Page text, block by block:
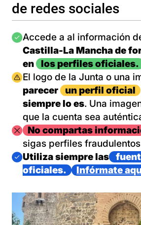
de redes sociales
Imagen
Accede a al información
Castilla-La Mancha de
en
los perfiles oficiales.
Imagen
El logo de la Junta o una
parecer
un perfil oficial
siempre lo es. Una
que la cuenta sea
ImagenNo compartas
sigas perfiles
Imagen
Utiliza siempre las
oficiales.
Infórmate